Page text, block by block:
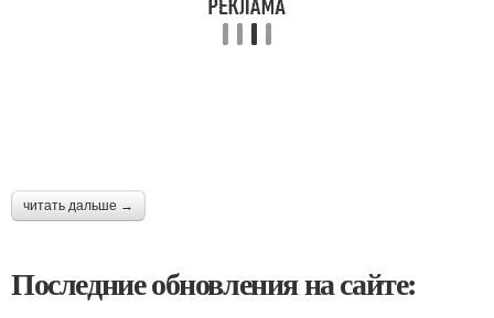
читать дальше →
Последние обновления на сайте: